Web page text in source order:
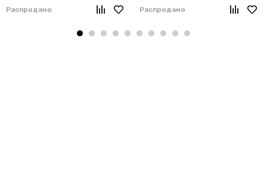
Распродано Распродано